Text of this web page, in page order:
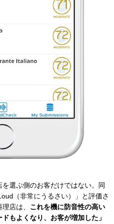
選ぶ側のお客だけではない。同
（非常にうるさい）」と評価さ
店は、 これを機に防音性の高い
もよくなり、お客が増加した」